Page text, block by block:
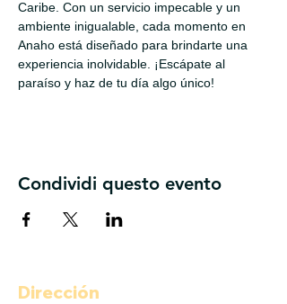
Caribe. Con un servicio impecable y un
ambiente inigualable, cada momento en
Anaho está diseñado para brindarte una
experiencia inolvidable. ¡Escápate al
paraíso y haz de tu día algo único!
Condividi questo evento
Dirección